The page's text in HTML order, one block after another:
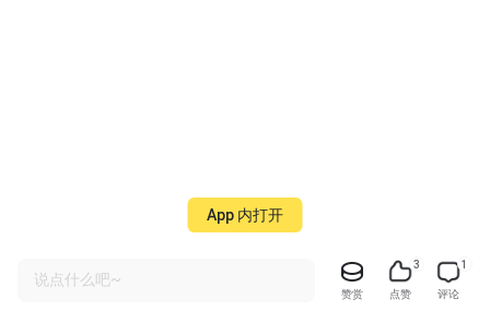
说点什么吧~
赞赏
3
点赞
1
评论
App 内打开